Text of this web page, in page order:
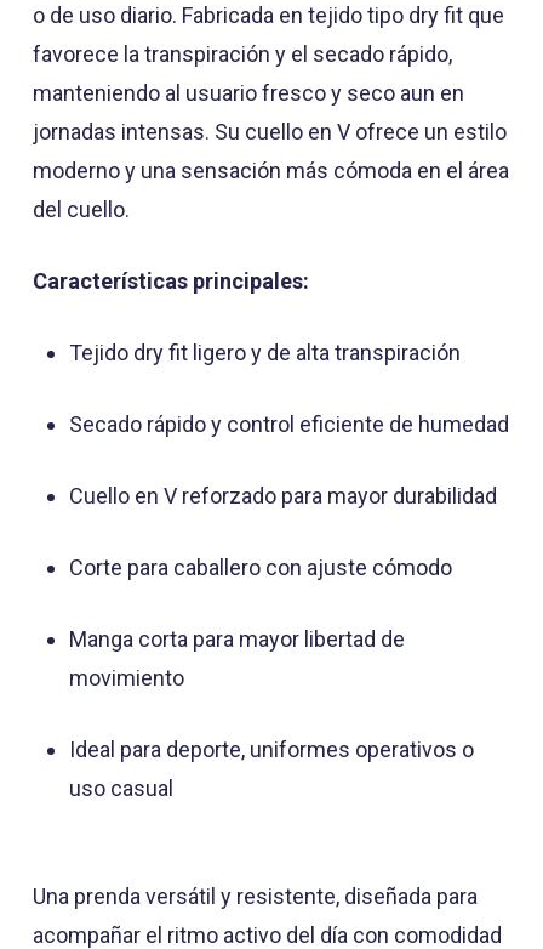
o de uso diario. Fabricada en tejido tipo dry fit que
favorece la transpiración y el secado rápido,
manteniendo al usuario fresco y seco aun en
jornadas intensas. Su cuello en V ofrece un estilo
moderno y una sensación más cómoda en el área
del cuello.
Características principales:
Tejido dry fit ligero y de alta transpiración
Secado rápido y control eficiente de humedad
Cuello en V reforzado para mayor durabilidad
Corte para caballero con ajuste cómodo
Manga corta para mayor libertad de
movimiento
Ideal para deporte, uniformes operativos o
uso casual
Una prenda versátil y resistente, diseñada para
acompañar el ritmo activo del día con comodidad